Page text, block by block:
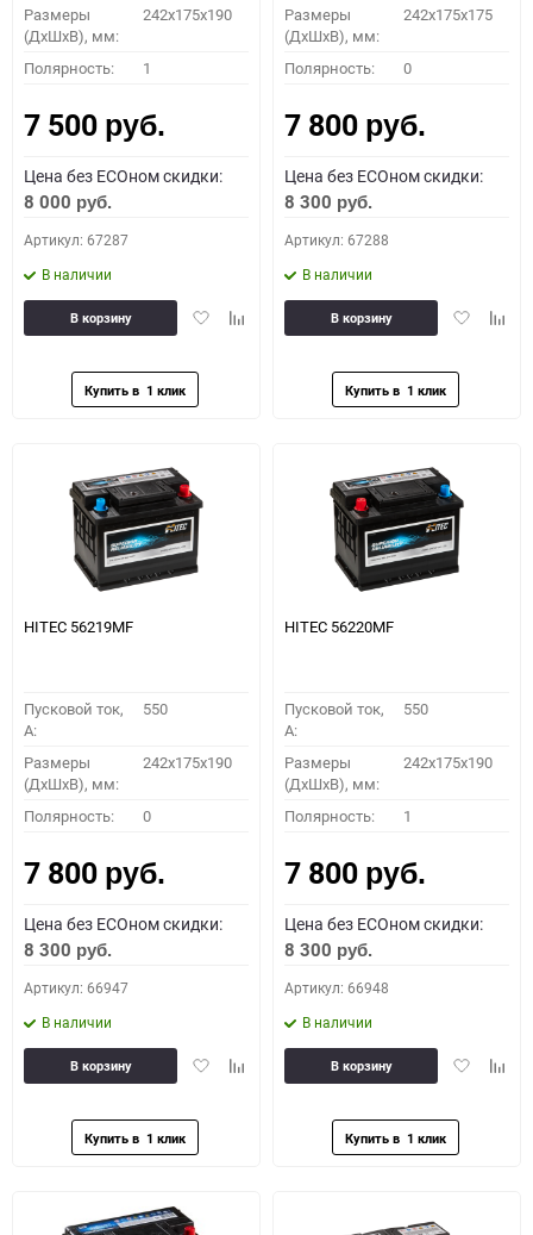
Размеры
(ДхШхВ), мм:
242x175x190
Полярность: 1
7 500 руб.
Цена без ECOном скидки:
8 000 руб.
Артикул: 67287
В наличии
ДобавитьДобавить
В корзину
Размеры
(ДхШхВ), мм:
242x175x175
Полярность: 0
7 800 руб.
Цена без ECOном скидки:
8 300 руб.
Артикул: 67288
В наличии
Добавить
В корзину
HITEC 56219MF
Пусковой ток,
A:
550
Размеры
(ДхШхВ), мм:
242x175x190
Полярность: 0
7 800 руб.
Цена без ECOном скидки:
8 300 руб.
Артикул: 66947
В наличии
ДобавитьДобавить
В корзину
HITEC 56220MF
Пусковой ток,
A:
550
Размеры
(ДхШхВ), мм:
242x175x190
Полярность: 1
7 800 руб.
Цена без ECOном скидки:
8 300 руб.
Артикул: 66948
В наличии
Добавить
В корзину